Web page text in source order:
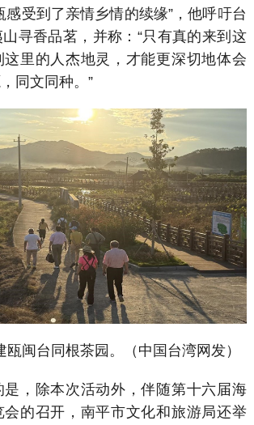
感受到了亲情乡情的续缘”，他呼吁台
寻香品茗，并称：“只有真的来到这
里的人杰地灵，才能更深切地体会
同文同种。”
瓯闽台同根茶园。（中国台湾网发）
除本次活动外，伴随第十六届海
的召开，南平市文化和旅游局还举